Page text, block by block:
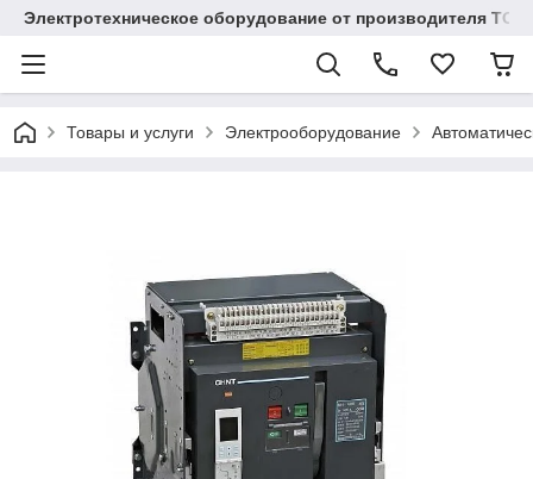
Электротехническое оборудование от производителя TOO
Товары и услуги Электрооборудование